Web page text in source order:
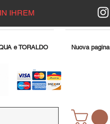
IHREM
e TORALDO Nuova pagina